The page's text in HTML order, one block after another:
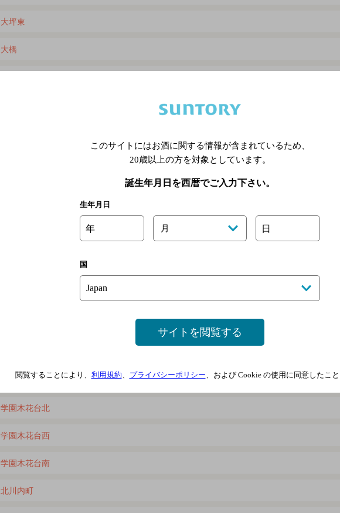
大坪東
大橋
学園木花台桜
学園木花台北
学園木花台西
学園木花台南
北川内町
このサイトにはお酒に関する情報が含まれているため、
20歳以上の方を対象としています。
誕生年月日を西暦でご入力下さい。
生年月日
年 月 日
国
サイトを閲覧する
閲覧することにより、 利用規約、 プライバシーポリシー、および Cookie の使用に同意したこと